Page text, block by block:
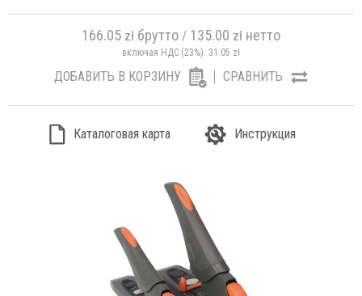
166.05 zł брутто / 135.00 zł нетто
включая НДС (23%): 31.05 zł
ДОБАВИТЬ В КОРЗИНУ СРАВНИТЬ
Каталоговая карта Инструкция